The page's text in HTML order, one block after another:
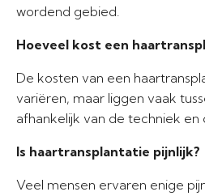
wordend gebied.
Hoeveel kost een
De kosten van een
variëren, maar liggen vaak
afhankelijk van de techniek
Is haartransplantatie pijnlijk?
Veel mensen ervaren enige